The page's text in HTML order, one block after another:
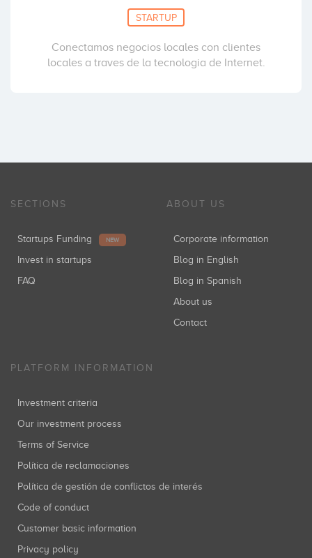
STARTUP
Conectamos negocios locales con clientes
locales a traves de la tecnologia de Internet.
SECTIONS
Startups Funding NEW
Invest in startups
FAQ
ABOUT US
Corporate information
Blog in English
Blog in Spanish
About us
Contact
PLATFORM INFORMATION
Investment criteria
Our investment process
Terms of Service
Política de reclamaciones
Política de gestión de conflictos de interés
Code of conduct
Customer basic information
Privacy policy